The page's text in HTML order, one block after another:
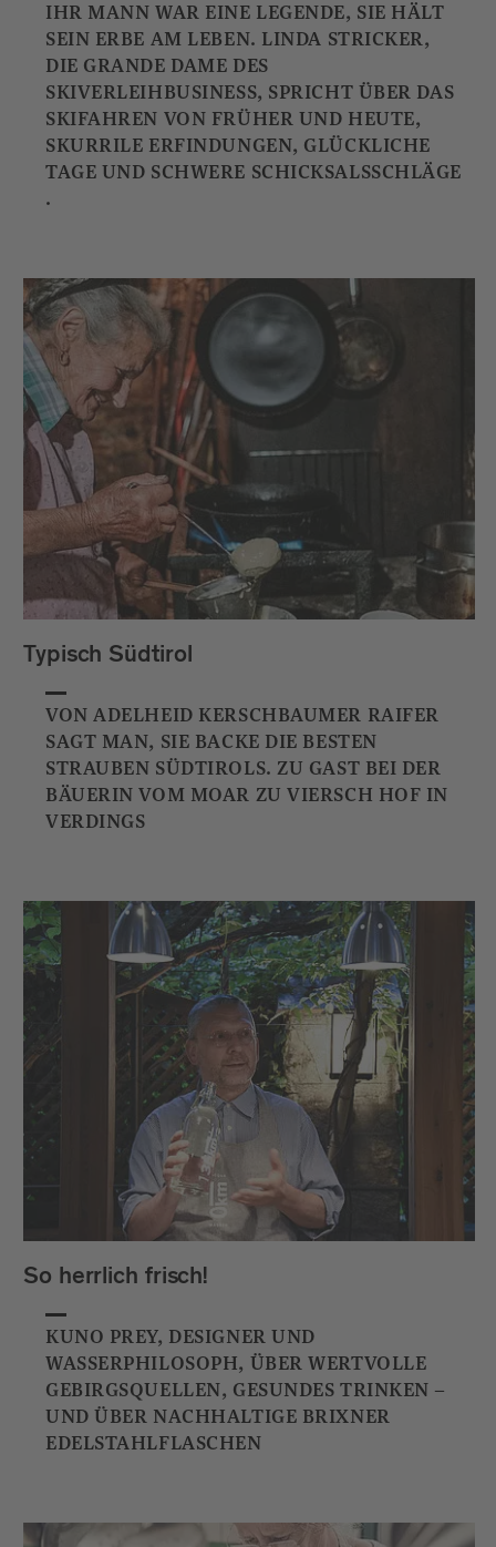
IHR MANN WAR EINE LEGENDE, SIE HÄLT
SEIN ERBE AM LEBEN. LINDA STRICKER,
DIE GRANDE DAME DES
SKIVERLEIHBUSINESS, SPRICHT ÜBER DAS
SKIFAHREN VON FRÜHER UND HEUTE,
SKURRILE ERFINDUNGEN, GLÜCKLICHE
TAGE UND SCHWERE SCHICKSALSSCHLÄGE
.
Typisch Südtirol
VON ADELHEID KERSCHBAUMER RAIFER
SAGT MAN, SIE BACKE DIE BESTEN
STRAUBEN SÜDTIROLS. ZU GAST BEI DER
BÄUERIN VOM MOAR ZU VIERSCH HOF IN
VERDINGS
So herrlich frisch!
KUNO PREY, DESIGNER UND
WASSERPHILOSOPH, ÜBER WERTVOLLE
GEBIRGSQUELLEN, GESUNDES TRINKEN –
UND ÜBER NACHHALTIGE BRIXNER
EDELSTAHLFLASCHEN